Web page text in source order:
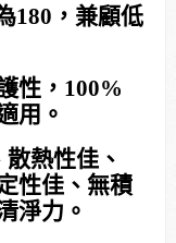
180，兼顧低
性，100%
用。
熱性佳、
性佳、無積
淨力。